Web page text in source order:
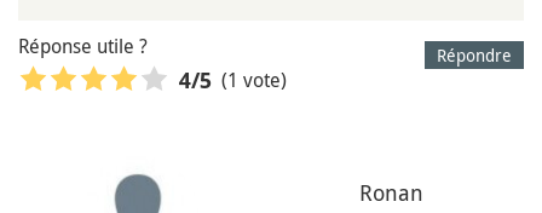
Répondre
Réponse utile ?
4/5 (1 vote)
Ronan